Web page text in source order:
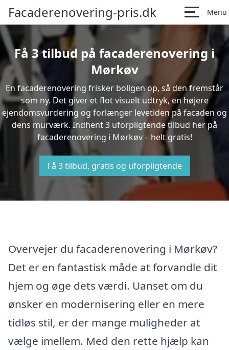
Facaderenovering-pris.dk Menu
Få 3 tilbud på facaderenovering i
Mørkøv
En facaderenovering frisker boligen op, så den fremstår
som ny. Det giver et flot visuelt udtryk, en højere
ejendomsvurdering og forlænger levetiden på facaden og
dens murværk. Indhent 3 uforpligtende tilbud her på
facaderenovering i Mørkøv – helt gratis!
Få 3 tilbud, gratis og uforpligtende
Overvejer du facaderenovering i Mørkøv?
Det er en fantastisk måde at forvandle dit
hjem og øge dets værdi. Uanset om du
ønsker en modernisering eller en mere
tidløs stil, er der mange muligheder at
vælge imellem. Med den rette hjælp kan